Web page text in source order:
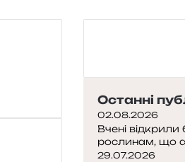
Останні
02.08.2026
Вчені відкрили
рослинам, що
29.07.2026